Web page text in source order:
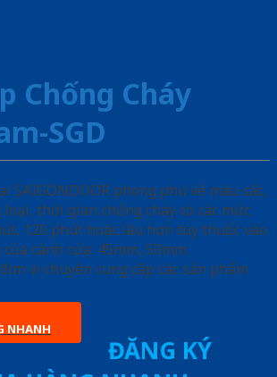
Chống Cháy
SGD
SAIGONDOOR phong phú về màu sắc,
thời gian chống cháy có các mức
120 phút hoặc lâu hơn tùy thuộc vào
cánh cửa: 45mm, 50mm.
vị chuyên cung cấp các sản phẩm
NHANH
ĐĂNG KÝ